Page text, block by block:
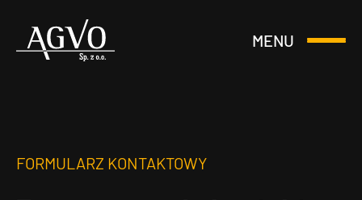
Header
MENU
Otwórz
FORMULARZ KONTAKTOWY